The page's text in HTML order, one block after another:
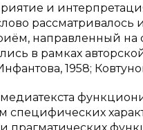
и
рассматривалось
направленный
в рамках
1958;
медиатекста